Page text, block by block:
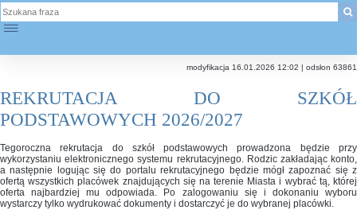
☰
modyfikacja 16.01.2026 12:02 | odsłon 63861
REKRUTACJA DO SZKÓŁ
PODSTAWOWYCH 2026/2027
Tegoroczna rekrutacja do szkół podstawowych prowadzona będzie przy
wykorzystaniu elektronicznego systemu rekrutacyjnego. Rodzic zakładając konto,
a następnie logując się do portalu rekrutacyjnego będzie mógł zapoznać się z
ofertą wszystkich placówek znajdujących się na terenie Miasta i wybrać tą, której
oferta najbardziej mu odpowiada. Po zalogowaniu się i dokonaniu wyboru
wystarczy tylko wydrukować dokumenty i dostarczyć je do wybranej placówki.